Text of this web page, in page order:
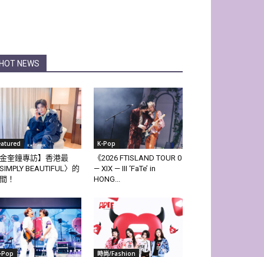
HOT NEWS
金奎鐘專訪】香港最
SIMPLY BEAUTIFUL〉的
！
K-Pop
《2026 FTISLAND TOUR 0
— XIX — III ‘FaTe’ in
HONG...
Pop 時尚/Fashion